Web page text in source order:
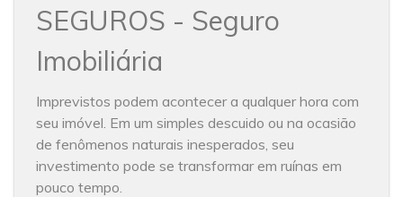
SEGUROS - Seguro
Imobiliária
Imprevistos podem acontecer a qualquer hora com
seu imóvel. Em um simples descuido ou na ocasião
de fenômenos naturais inesperados, seu
investimento pode se transformar em ruínas em
pouco tempo.